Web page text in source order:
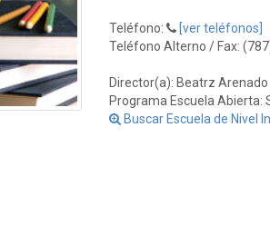
Teléfono:
[ver teléfonos]
Teléfono Alterno / Fax:
Director(a): Beatrz Arenado
Programa Escuela Abierta:
Buscar Escuela de Nivel